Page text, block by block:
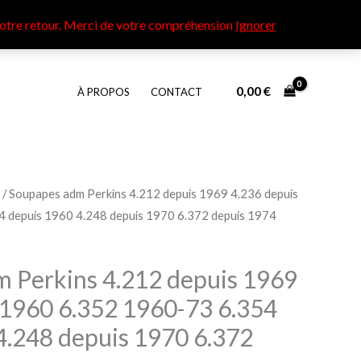
retour​. Merci de votre compréhension Ignorer
À PROPOS CONTACT 0,00€
/ Soupapes adm Perkins 4.212 depuis 1969 4.236 depuis
1960 4.248 depuis 1970 6.372 depuis 1974
Perkins 4.212 depuis 1969
6.352 1960-73 6.354
depuis 1970 6.372